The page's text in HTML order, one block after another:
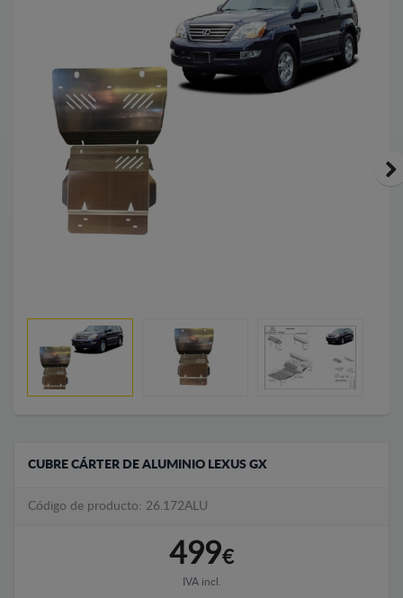
CUBRE CÁRTER DE ALUMINIO LEXUS GX
Código de producto: 26.172ALU
499€
IVA incl.